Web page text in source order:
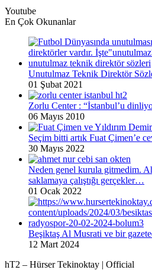
Youtube
En Çok Okunanlar
Unutulmaz Teknik Direktör
01 Şubat 2021
Zorlu Center : “İstanbul’u
06 Mayıs 2010
Seçim bitti artık Fuat Çimen’e
30 Mayıs 2022
Neden genel kurula gitmedim.
saklamaya çalıştığı gerçekler…
01 Ocak 2022
Beşiktaş Al Musrati ve bir
12 Mart 2024
hT2 – Hürser Tekinoktay | Official